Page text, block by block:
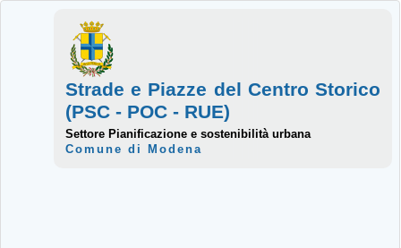
Strade e Piazze del Centro Storico
(PSC - POC - RUE)
Settore Pianificazione e sostenibilità urbana
Comune di Modena